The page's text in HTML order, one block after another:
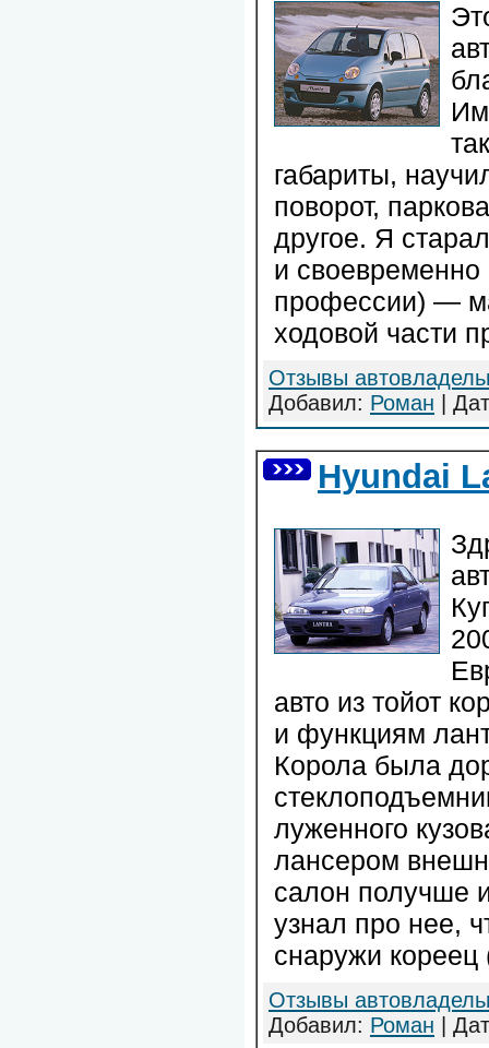
габариты,
поворот,
другое. Я
и своевременно
профессии) —
ходовой части
Отзывы
Добавил: Роман |
Hyundai
авто из тойот
и функциям
Корола была
луженного
лансером
салон получше
узнал про нее,
снаружи
Отзывы
Добавил: Роман |